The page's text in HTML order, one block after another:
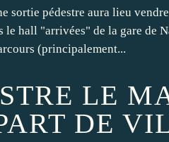
sortie pédestre aura lieu
le hall "arrivées" de la gare de
(principalement...
LE
DE